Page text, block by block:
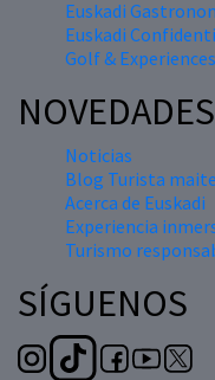
Euskadi
Euskadi
Golf & Experiences
NOVEDADES
Noticias
Blog Turista
Acerca de Euskadi
Experiencia
Turismo
SÍGUENOS